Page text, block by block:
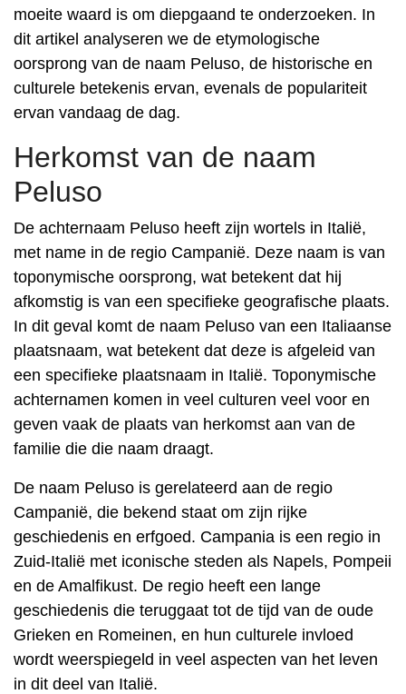
moeite waard is om diepgaand te onderzoeken. In
dit artikel analyseren we de etymologische
oorsprong van de naam Peluso, de historische en
culturele betekenis ervan, evenals de populariteit
ervan vandaag de dag.
Herkomst van de naam
Peluso
De achternaam Peluso heeft zijn wortels in Italië,
met name in de regio Campanië. Deze naam is van
toponymische oorsprong, wat betekent dat hij
afkomstig is van een specifieke geografische plaats.
In dit geval komt de naam Peluso van een Italiaanse
plaatsnaam, wat betekent dat deze is afgeleid van
een specifieke plaatsnaam in Italië. Toponymische
achternamen komen in veel culturen veel voor en
geven vaak de plaats van herkomst aan van de
familie die die naam draagt.
De naam Peluso is gerelateerd aan de regio
Campanië, die bekend staat om zijn rijke
geschiedenis en erfgoed. Campania is een regio in
Zuid-Italië met iconische steden als Napels, Pompeii
en de Amalfikust. De regio heeft een lange
geschiedenis die teruggaat tot de tijd van de oude
Grieken en Romeinen, en hun culturele invloed
wordt weerspiegeld in veel aspecten van het leven
in dit deel van Italië.